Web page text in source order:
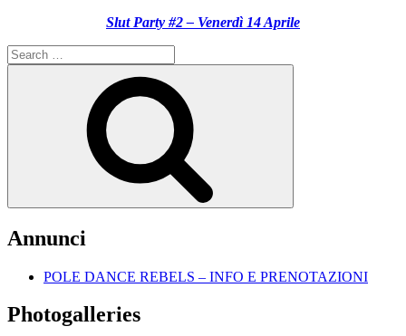
Slut Party #2 – Venerdì 14 Aprile
Search
for:
Annunci
POLE DANCE REBELS – INFO E PRENOTAZIONI
Photogalleries